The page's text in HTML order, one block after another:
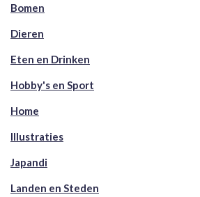
Bomen
Dieren
Eten en Drinken
Hobby's en Sport
Home
Illustraties
Japandi
Landen en Steden